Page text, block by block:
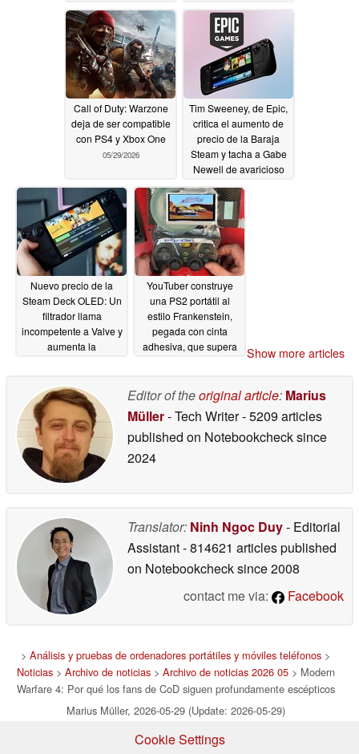
05/29/2026
05/29/2026
Call of Duty: Warzone
deja de ser compatible
con PS4 y Xbox One
05/29/2026
Tim Sweeney, de Epic,
critica el aumento de
precio de la Baraja
Steam y tacha a Gabe
Newell de avaricioso
05/29/2026
Nuevo precio de la
Steam Deck OLED: Un
filtrador llama
incompetente a Valve y
aumenta la
Machine05/29/2026
YouTuber construye
una PS2 portátil al
estilo Frankenstein,
pegada con cinta
adhesiva, que supera
Deck05/29/2026
Show more articles
Editor of theoriginal article: Marius
Müller- Tech Writer- 5209 articles
published on Notebookchecksince
2024
Translator: Ninh Ngoc Duy- Editorial
Assistant- 814621 articles published
on Notebookchecksince 2008
contact me via:
Facebook
> Análisis y pruebas de ordenadores portátiles y móviles teléfonos >
Noticias> Archivo de noticias> Archivo de noticias 2026 05> Modern
Warfare 4: Por qué los fans de CoD siguen profundamente escépticos
Marius Müller, 2026-05-29 (Update: 2026-05-29)
Cookie Settings